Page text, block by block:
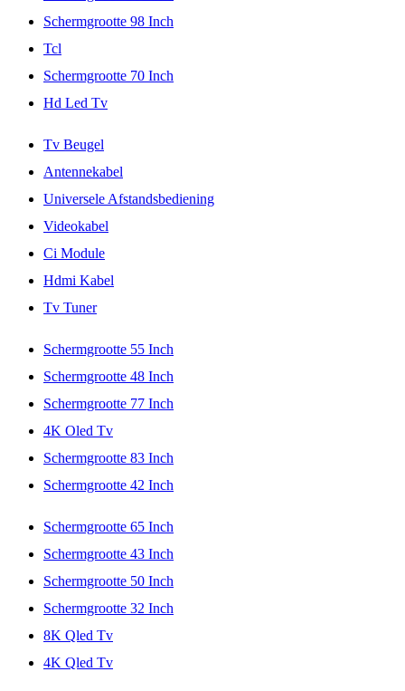
Schermgrootte 98 Inch
Tcl
Schermgrootte 70 Inch
Hd Led Tv
Tv Beugel
Antennekabel
Universele Afstandsbediening
Videokabel
Ci Module
Hdmi Kabel
Tv Tuner
Schermgrootte 55 Inch
Schermgrootte 48 Inch
Schermgrootte 77 Inch
4K Oled Tv
Schermgrootte 83 Inch
Schermgrootte 42 Inch
Schermgrootte 65 Inch
Schermgrootte 43 Inch
Schermgrootte 50 Inch
Schermgrootte 32 Inch
8K Qled Tv
4K Qled Tv